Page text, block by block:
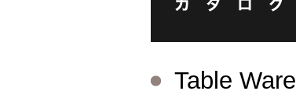
Table Ware